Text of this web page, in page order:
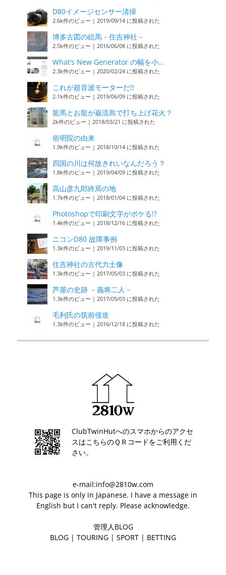
D80イメージセンサー清掃
2.6k件のビュー | 2019/09/14 に投稿された
博多古図の絵馬－住吉神社－
2.5k件のビュー | 2016/06/08 に投稿された
What’s New Generator の幅を小...
2.3k件のビュー | 2020/02/24 に投稿された
これが超音波モーターだ!!
2.1k件のビュー | 2019/06/09 に投稿された
龍馬とお龍が巌流島で打ち上げ花火？
2k件のビュー | 2018/03/21 に投稿された
俗明院の由来
1.9k件のビュー | 2018/10/14 に投稿された
四国の川は何故きれいなんだろう？
1.8k件のビュー | 2019/04/09 に投稿された
高山彦九郎終焉の地
1.7k件のビュー | 2018/01/04 に投稿された
Photoshopで印刷文字がボケる!?
1.4k件のビュー | 2018/12/16 に投稿された
ニコンD80 故障事例
1.3k件のビュー | 2019/11/03 に投稿された
住吉神社の古代力士像
1.3k件のビュー | 2017/05/03 に投稿された
芦屋の史跡 －義将二人－
1.3k件のビュー | 2017/05/03 に投稿された
毛利氏の筑前侵攻
1.3k件のビュー | 2016/12/18 に投稿された
ClubTwinHutへのスマホからのアクセ
スはこちらのＱＲコードをご利用くだ
さい。
e-mail:info@2810w.com
This page is only in Japanese. I have a message in
English but I can't reply. Please acknowledge.
管理人BLOG
BLOG | TOURING | SPORT | BETTING